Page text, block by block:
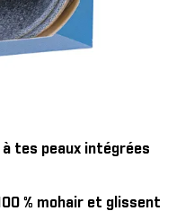
tes peaux intégrées
% mohair et glissent